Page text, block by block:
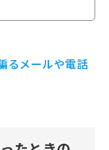
るメールや電話